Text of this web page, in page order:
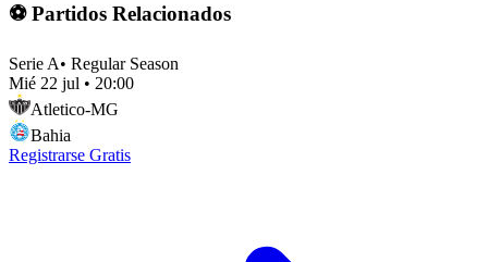
⚽ Partidos Relacionados
Serie A• Regular Season
Mié 22 jul • 20:00
Atletico-MG
Bahia
Registrarse Gratis